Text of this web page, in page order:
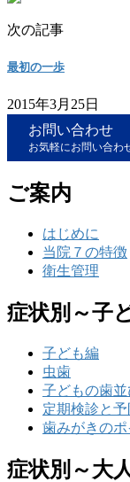
次の記事
最初の一歩
2015年3月25日
お問い合わせ
お気軽にお問い合わ
ご案内
はじめに
当院７の特徴
衛生管理
症状別～子
子ども編
虫歯
子どもの歯並
定期検診と
歯みがきのポ
症状別～大